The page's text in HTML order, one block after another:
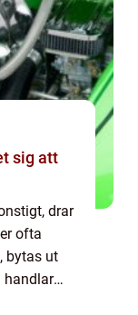
drar
ofta
bytas ut
handlar